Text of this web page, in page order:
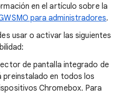
en el artículo sobre la
para administradores.
usar o activar las siguientes
de pantalla integrado de
preinstalado en todos los
Chromebox. Para